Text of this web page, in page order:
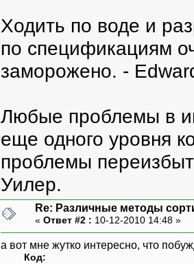
}
int main()
{
int arr[5] =
cout<<"[ ";
for(int i = 0; i <
cout<<"]"<<endl;
system("PAUSE");
return 0;
Ходить по воде и
по спецификациям
заморожено. -
Любые проблемы в
еще одного уровня
проблемы
Уилер.
Re: Различные методы
« Ответ #2 : 10-12-2010 14:48 »
а вот мне жутко интересно, что
Код: